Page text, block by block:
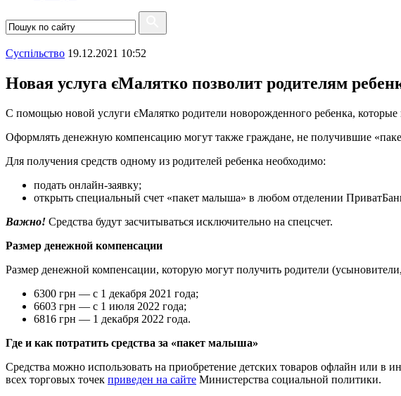
Суспiльство 19.12.2021 10:52
Новая услуга єМалятко позволит родителям
С помощью новой услуги єМалятко родители новорожденного ребенка,
Оформлять денежную компенсацию могут также граждане, не получившие
Для получения средств одному из родителей ребенка необходимо:
подать онлайн-заявку;
открыть специальный счет «пакет малыша» в любом отделении
Важно! Средства будут засчитываться исключительно на спецсчет.
Размер денежной компенсации
Размер денежной компенсации, которую могут получить родители
6300 грн — с 1 декабря 2021 года;
6603 грн — с 1 июля 2022 года;
6816 грн — 1 декабря 2022 года.
Где и как потратить средства за «пакет малыша»
Средства можно использовать на приобретение детских товаров офлайн или
всех торговых точек приведен на сайте Министерства социальной политики.